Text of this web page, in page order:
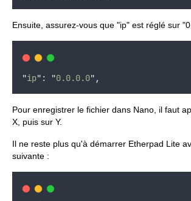
Ensuite, assurez-vous que "ip" est réglé sur
"ip" : "0.0.0.0" ,
Pour enregistrer le fichier dans Nano, il faut
X, puis sur Y.
Il ne reste plus qu'à démarrer Etherpad Lite
suivante :